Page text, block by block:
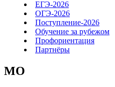
ЕГЭ-2026
ОГЭ-2026
Поступление-2026
Обучение за рубежом
Профориентация
Партнёры
MO